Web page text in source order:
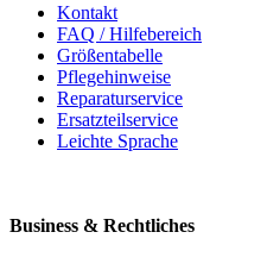
Kontakt
FAQ / Hilfebereich
Größentabelle
Pflegehinweise
Reparaturservice
Ersatzteilservice
Leichte Sprache
Business & Rechtliches